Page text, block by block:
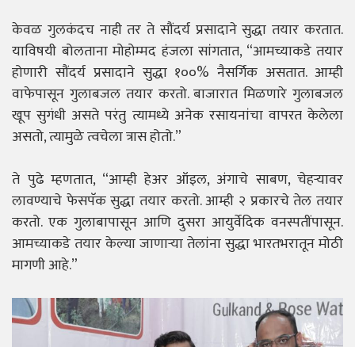
केवळ गुलकंदच नाही तर ते सौंदर्य प्रसादाने सुद्धा तयार करतात.
याविषयी बोलताना मोहोम्मद हंजला सांगतात, “आमच्याकडे तयार
होणारी सौंदर्य प्रसादाने सुद्धा १००% नैसर्गिक असतात. आम्ही
वाफेपासून गुलाबजल तयार करतो. बाजारात मिळणारे गुलाबजल
खूप सुगंधी असते परंतु त्यामध्ये अनेक रसायनांचा वापरत केलेला
असतो, त्यामुळे त्वचेला त्रास होतो.”
ते पुढे म्हणतात, “आम्ही हेअर ऑइल, अंगाचे साबण, चेहऱ्यावर
लावण्याचे फेसपॅक सुद्धा तयार करतो. आम्ही २ प्रकारचे तेल तयार
करतो. एक गुलाबापासून आणि दुसरा आयुर्वेदिक वनस्पतींपासून.
आमच्याकडे तयार केल्या जाणाऱ्या तेलांना सुद्धा भारतभरातून मोठी
मागणी आहे.”